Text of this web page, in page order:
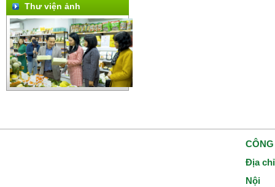
Thư viện ảnh
Địa
Nội